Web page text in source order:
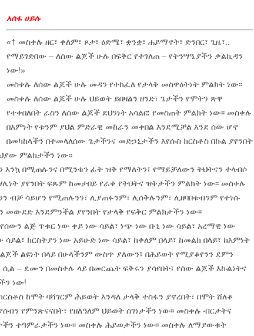
አሰፋ ሀይሉ
«† መስቀሉ ዘር፣ ቀለም፣ ጾታ፣ ዕድሜ፣ ቋንቋ፣ ሐይማኖት፣ ድንበር፣ ጊዜ፣..
የማይገድበው – ለሰው ልጆች ሁሉ በፍቅር የተገለጠ – የትንሣዔያችን ቃልኪዳን
ነው!»
መስቀሉ ለሰው ልጆች ሁሉ መዳን የተከፈለ የታላቅ መስዋዕትነት ምልክት ነው፡፡
መስቀሉ ለሰው ልጆች ሁሉ ህይወት ይበዛልን ዘንድ፣ ጌታችን የሞትን ጽዋ
የተቀበለበት ራስን ለሰው ልጆች ደህንነት አሳልፎ የመስጠት ምልክት ነው፡፡ መስቀሉ
በእምነት የቱንም ያህል ምድራዊ መከራን መቀበል እንደሚቻል እንደ ሰው ሆኖ
በመካከላችን በተመላለሰው ጌታችንና መድኃኒታችን እየሱስ ክርስቶስ በኩል ያየንበት
ምልክታችን ነው፡፡
እንኳ በሚጠሉንና በሚንቁን ፊት ዝቅ የማለትን፣ የማይቻለውን ትህትናን ተላብሶ
ያየንበት ፍጹም ከመታበይ የራቀ የትህትና ዝቅታችን ምልክት ነው፡፡ መስቀሉ
ብቻ ሳይሆን የሚጠሉንን፣ ሊያጠፉንም፣ ሊሰቅሉንም፣ ሊዘባበቱብንም የተነሱ
እንደምንችል ያየንበት የታላቅ የፍቅር ምልክታችን ነው፡፡
ልጅ ጥቁር ነው ቀይ ነው ሳይል፣ ነጭ ነው ቡኒ ነው ሳይል፣ አረማዊ ነው
ክርስትያን ነው አይሁድ ነው ሳይል፣ ከቀለም በላይ፣ ከመልክ በላይ፣ ከእምነት
ልዩነት በላይ በሁላችንም ውስጥ ያለውን፣ በሕይወት የሚያቆየንን ደምን
– ደሙን በመስቀሉ ላይ በመርጨት ፍቅሩን ያሳየበት፣ የሰው ልጆች እኩልነትና
ነው!
ከሞት ባሻገርም ሕይወት እንዳለ ታላቅ ተስፋን ያኖረበት፣ በሞት ሸለቆ
የምንጽናናበት፣ የዘለዓለም ህይወት ሰገነታችን ነው፡፡ መስቀሉ ብርታትና
ተዓምራታችን ነው፡፡ መስቀሉ ሕይወታችን ነው፡፡ መስቀሉ ለማያውቁት